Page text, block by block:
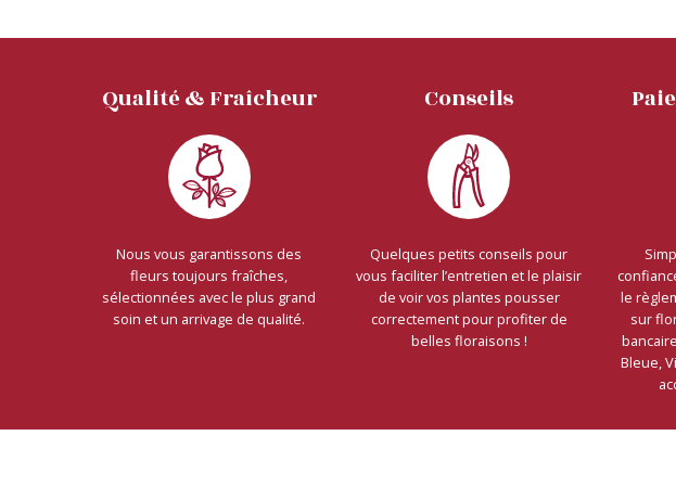
Qualité & Fraîcheur
Nous vous garantissons des
fleurs toujours fraîches,
sélectionnées avec le plus grand
soin et un arrivage de qualité.
Conseils
Quelques petits conseils pour
vous faciliter l’entretien et le plaisir
de voir vos plantes pousser
correctement pour profiter de
belles floraisons !
le
sur
Bleue,